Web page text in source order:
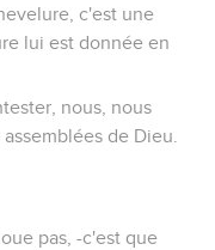
c'est une
lui est donnée en
nous, nous
de Dieu.
pas, -c'est que